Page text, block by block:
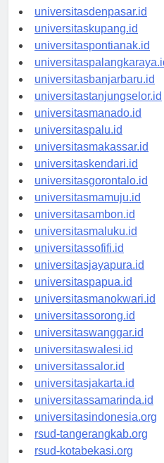
universitasbali.id
universitasdenpasar.id
universitaskupang.id
universitaspontianak.id
universitaspalangkaraya.id
universitasbanjarbaru.id
universitastanjungselor.id
universitasmanado.id
universitaspalu.id
universitasmakassar.id
universitaskendari.id
universitasgorontalo.id
universitasmamuju.id
universitasambon.id
universitasmaluku.id
universitassofifi.id
universitasjayapura.id
universitaspapua.id
universitasmanokwari.id
universitassorong.id
universitaswanggar.id
universitaswalesi.id
universitassalor.id
universitasjakarta.id
universitassamarinda.id
universitasindonesia.org
rsud-tangerangkab.org